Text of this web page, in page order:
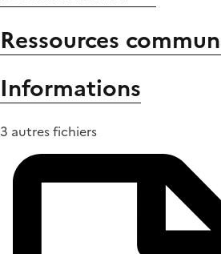
Ressources
Informations
3 autres fichiers